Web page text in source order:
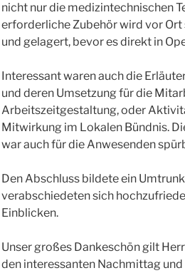
nicht nur die medizintechnischen
erforderliche Zubehör wird vor
und gelagert, bevor es direkt in
Interessant waren auch die
und deren Umsetzung für die
Arbeitszeitgestaltung, oder
Mitwirkung im Lokalen Bündnis.
war auch für die Anwesenden
Den Abschluss bildete ein
verabschiedeten sich
Einblicken.
Unser großes Dankeschön gilt
den interessanten Nachmittag